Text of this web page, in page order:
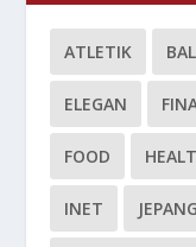
ATLETIK
ELEGAN
FOOD
INET JEPANG